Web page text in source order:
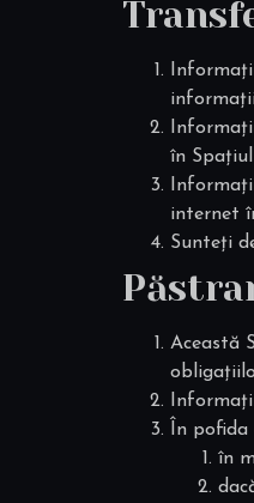
în
internet
Sunteți
Această
În pofida
în